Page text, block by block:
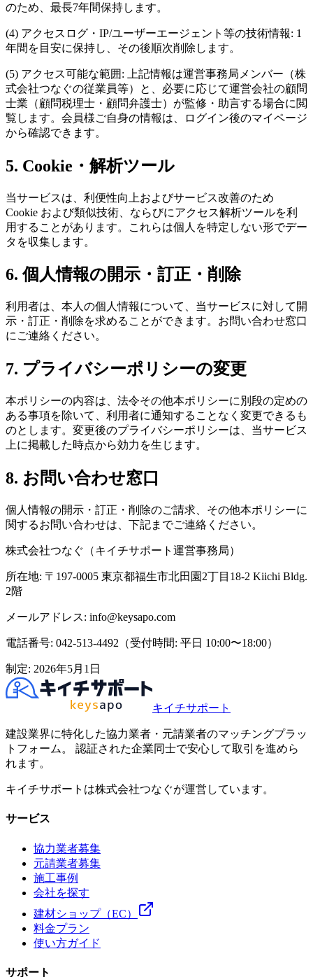
のため、最長7年間保持します。
(4) アクセスログ・IP/ユーザーエージェント等の技術情報: 1
年間を目安に保持し、その後順次削除します。
(5) アクセス可能な範囲: 上記情報は運営事務局メンバー（株
式会社つなぐの従業員等）と、必要に応じて運営会社の顧問
士業（顧問税理士・顧問弁護士）が監修・助言する場合に閲
覧します。会員様ご自身の情報は、ログイン後のマイページ
から確認できます。
5. Cookie・解析ツール
当サービスは、利便性向上およびサービス改善のため
Cookie および類似技術、ならびにアクセス解析ツールを利
用することがあります。これらは個人を特定しない形でデー
タを収集します。
6. 個人情報の開示・訂正・削除
利用者は、本人の個人情報について、当サービスに対して開
示・訂正・削除を求めることができます。お問い合わせ窓口
にご連絡ください。
7. プライバシーポリシーの変更
本ポリシーの内容は、法令その他本ポリシーに別段の定めの
ある事項を除いて、利用者に通知することなく変更できるも
のとします。変更後のプライバシーポリシーは、当サービス
上に掲載した時点から効力を生じます。
8. お問い合わせ窓口
個人情報の開示・訂正・削除のご請求、その他本ポリシーに
関するお問い合わせは、下記までご連絡ください。
株式会社つなぐ（キイチサポート運営事務局）
所在地: 〒197-0005 東京都福生市北田園2丁目18-2 Kiichi Bldg.
2階
メールアドレス: info@keysapo.com
電話番号: 042-513-4492（受付時間: 平日 10:00〜18:00）
制定: 2026年5月1日
キイチサポート
建設業界に特化した協力業者・元請業者のマッチングプラッ
トフォーム。 認証された企業同士で安心して取引を進めら
れます。
キイチサポートは株式会社つなぐが運営しています。
サービス
協力業者募集
元請業者募集
施工事例
会社を探す
建材ショップ（EC）
料金プラン
使い方ガイド
サポート